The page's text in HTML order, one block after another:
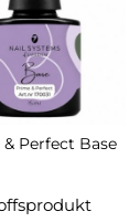
Perfect Base